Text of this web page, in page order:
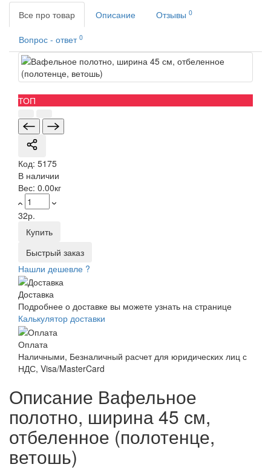
Все про товар Описание Отзывы 0
Вопрос - ответ 0
ТОП
Код: 5175
В наличии
Вес: 0.00кг
32р.
Купить
Быстрый заказ
Нашли дешевле ?
Доставка
Подробнее о доставке вы можете узнать на странице
Калькулятор доставки
Оплата
Наличными, Безналичный расчет для юридических лиц с
НДС, Visa/MasterCard
Описание Вафельное
полотно, ширина 45 см,
отбеленное (полотенце,
ветошь)